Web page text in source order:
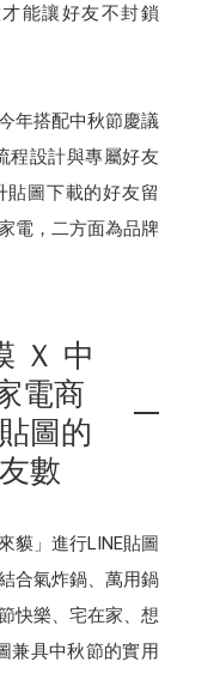
能讓好友不封鎖
年搭配中秋節慶議
程設計與專屬好友
貼圖下載的好友留
電，二方面為品牌
Ｘ 中
電商
圖的
數
貘」進行LINE貼圖
合氣炸鍋、萬用鍋
快樂、宅在家、想
兼具中秋節的實用